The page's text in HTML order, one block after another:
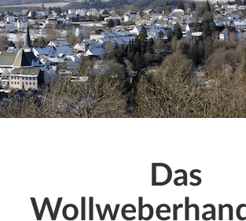
ZUM HAUPTINHALT DER SEITE
Rundgang
Das